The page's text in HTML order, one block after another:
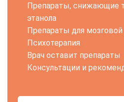
Препараты, снижающие
этанола
Препараты для
Психотерапия
Врач оставит препараты
Консультации и